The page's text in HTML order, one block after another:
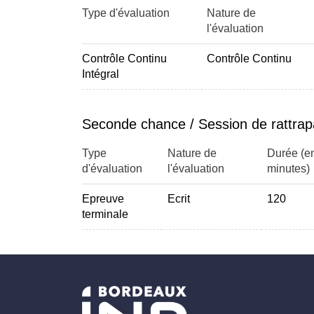
Type d'évaluation
Nature de
l'évaluation
Contrôle Continu
Intégral
Contrôle Continu
Seconde chance / Session de
Type
d'évaluation
Nature de
l'évaluation
Durée
minutes)
Epreuve
terminale
Ecrit 120